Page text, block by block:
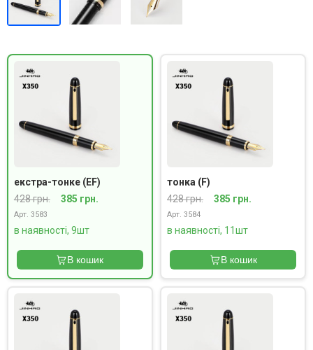
екстра-тонке (EF)
428 грн.
385 грн.
Арт. 3583
в наявності, 9шт
В кошик
тонка (F)
428 грн.
385 грн.
Арт. 3584
в наявності, 11шт
В кошик